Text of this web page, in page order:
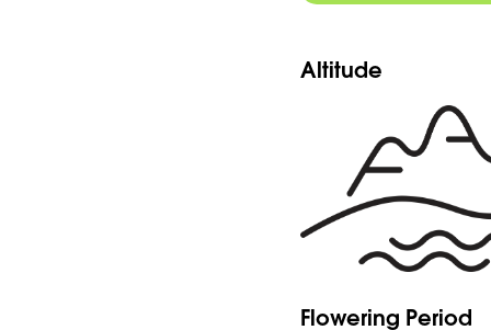
-Calices fortement gibbeux et presque
cm. de long, comprimées, légèrement
poils apprimés blancs, longuement
Altitude
Flowering Period